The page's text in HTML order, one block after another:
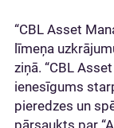
“CBL Asset
līmeņa
ziņā. “CBL
ienesīgums
pieredzes un
pārsaukts par